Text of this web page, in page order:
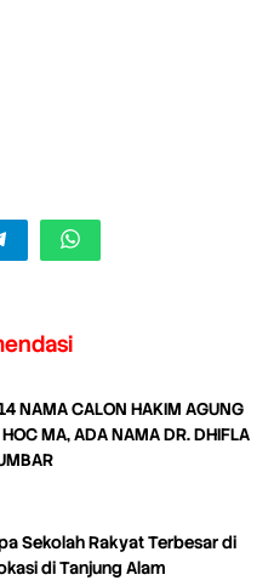
NAMA CALON HAKIM AGUNG
MA, ADA NAMA DR. DHIFLA
Sekolah Rakyat Terbesar di
di Tanjung Alam